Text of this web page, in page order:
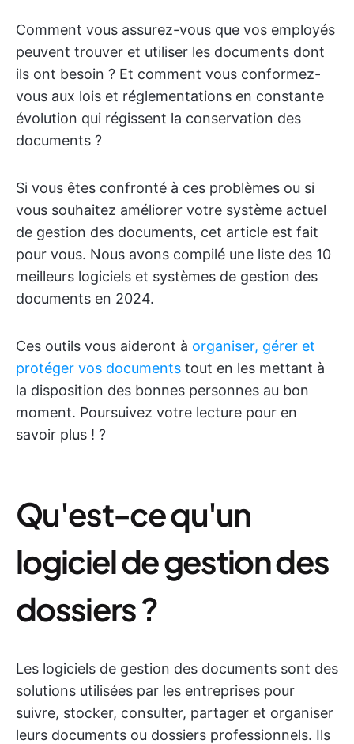
Comment vous assurez-vous que vos employés
peuvent trouver et utiliser les documents dont
ils ont besoin ? Et comment vous conformez-
vous aux lois et réglementations en constante
évolution qui régissent la conservation des
documents ?
Si vous êtes confronté à ces problèmes ou si
vous souhaitez améliorer votre système actuel
de gestion des documents, cet article est fait
pour vous. Nous avons compilé une liste des 10
meilleurs logiciels et systèmes de gestion des
documents en 2024.
Ces outils vous aideront à organiser, gérer et
protéger vos documents tout en les mettant à
la disposition des bonnes personnes au bon
moment. Poursuivez votre lecture pour en
savoir plus ! ?
Qu'est-ce qu'un
logiciel de gestion des
dossiers ?
Les logiciels de gestion des documents sont des
solutions utilisées par les entreprises pour
suivre, stocker, consulter, partager et organiser
leurs documents ou dossiers professionnels. Ils